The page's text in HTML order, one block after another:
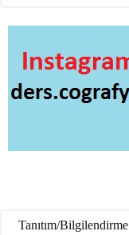
Tanıtım/Bilgilendirme